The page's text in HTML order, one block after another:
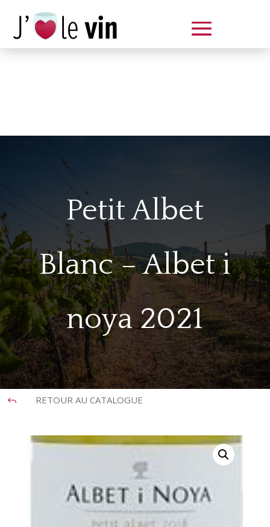
Petit Albet
Blanc – Albet i
noya 2021
J RETOUR AU CATALOGUE